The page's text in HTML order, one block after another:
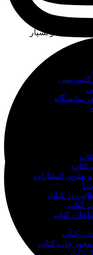
مرا به خاطر بسپار
نوین
نمایشگاه‌
کتاب
بهترین انتشارات
در کتاب
کتاب
کتاب
کتاب
مجوز چاپ کتاب
کتاب